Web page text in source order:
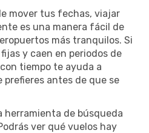
mover tus fechas, viajar
es una manera fácil de
más tranquilos. Si
y caen en periodos de
tiempo te ayuda a
prefieres antes de que se
herramienta de búsqueda
ver qué vuelos hay